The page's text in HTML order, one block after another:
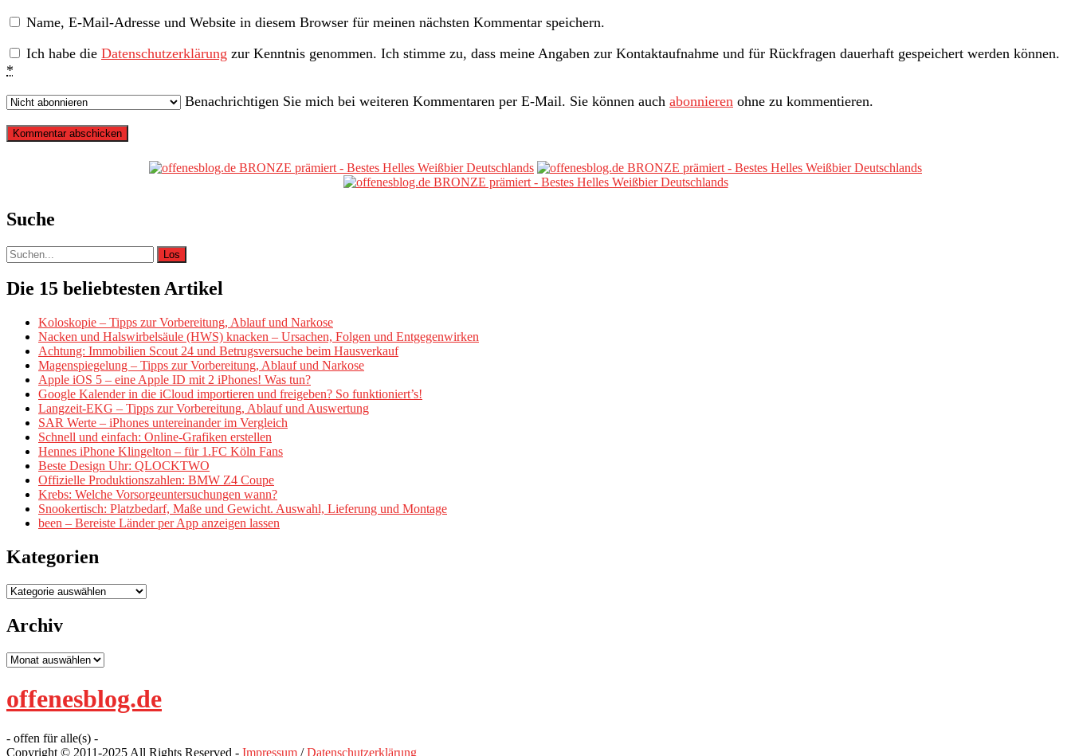
(nichtName, E-Mail-Adresse und Website in diesem Browser für meinen nächsten Kommentar speichern.
Ich habe die Datenschutzerklärung zur Kenntnis genommen. Ich stimme zu, dass meine Angaben zur Kontaktaufnahme und für Rückfragen dauerhaft gespeichert werden können.
*
Benachrichtigen Sie mich bei weiteren Kommentaren per E-Mail. Sie können auch abonnieren ohne zu kommentieren.
Suche
Suche
nach:
Die 15 beliebtesten Artikel
Koloskopie – Tipps zur Vorbereitung, Ablauf und Narkose
Nacken und Halswirbelsäule (HWS) knacken – Ursachen, Folgen und Entgegenwirken
Achtung: Immobilien Scout 24 und Betrugsversuche beim Hausverkauf
Magenspiegelung – Tipps zur Vorbereitung, Ablauf und Narkose
Apple iOS 5 – eine Apple ID mit 2 iPhones! Was tun?
Google Kalender in die iCloud importieren und freigeben? So funktioniert’s!
Langzeit-EKG – Tipps zur Vorbereitung, Ablauf und Auswertung
SAR Werte – iPhones untereinander im Vergleich
Schnell und einfach: Online-Grafiken erstellen
Hennes iPhone Klingelton – für 1.FC Köln Fans
Beste Design Uhr: QLOCKTWO
Offizielle Produktionszahlen: BMW Z4 Coupe
Krebs: Welche Vorsorgeuntersuchungen wann?
Snookertisch: Platzbedarf, Maße und Gewicht. Auswahl, Lieferung und Montage
been – Bereiste Länder per App anzeigen lassen
Kategorien
Kategorien
Archiv
Archiv
offenesblog.de
- offen für alle(s) -
Copyright © 2011-2025 All Rights Reserved - Impressum /Datenschutzerklärung